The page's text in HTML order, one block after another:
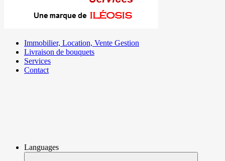
Immobilier, Location, Vente Gestion
Livraison de bouquets
Services
Contact
Languages